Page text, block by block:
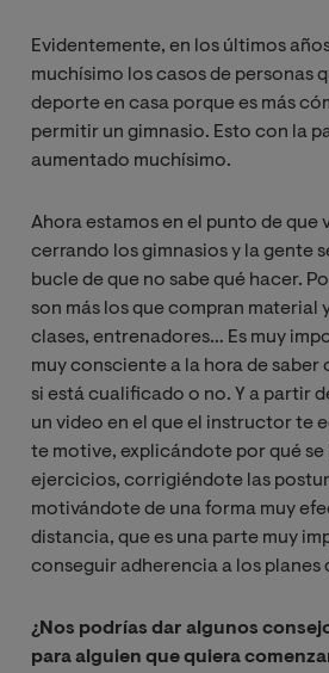
Evidentemente, en los últimos
muchísimo los casos de personas
deporte en casa porque es más
permitir un gimnasio. Esto con la
aumentado muchísimo.
Ahora estamos en el punto de que
cerrando los gimnasios y la gente
bucle de que no sabe qué hacer.
son más los que compran material
clases, entrenadores… Es muy
muy consciente a la hora de saber
si está cualificado o no. Y a partir
un video en el que el instructor te
te motive, explicándote por qué se
ejercicios, corrigiéndote las
motivándote de una forma muy
distancia, que es una parte muy
conseguir adherencia a los planes
¿Nos podrías dar algunos
para alguien que quiera